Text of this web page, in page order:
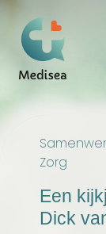
Zorg
Een
Dick